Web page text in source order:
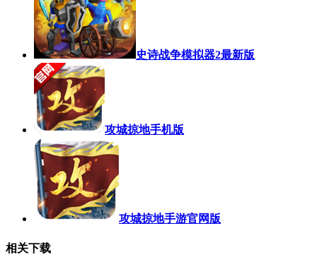
史诗战争模拟器2最新版
攻城掠地手机版
攻城掠地手游官网版
相关下载